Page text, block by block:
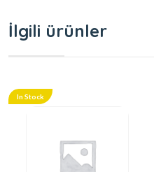
İlgili ürünler
In Stock